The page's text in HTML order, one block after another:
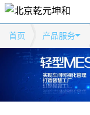
首页 产品服务